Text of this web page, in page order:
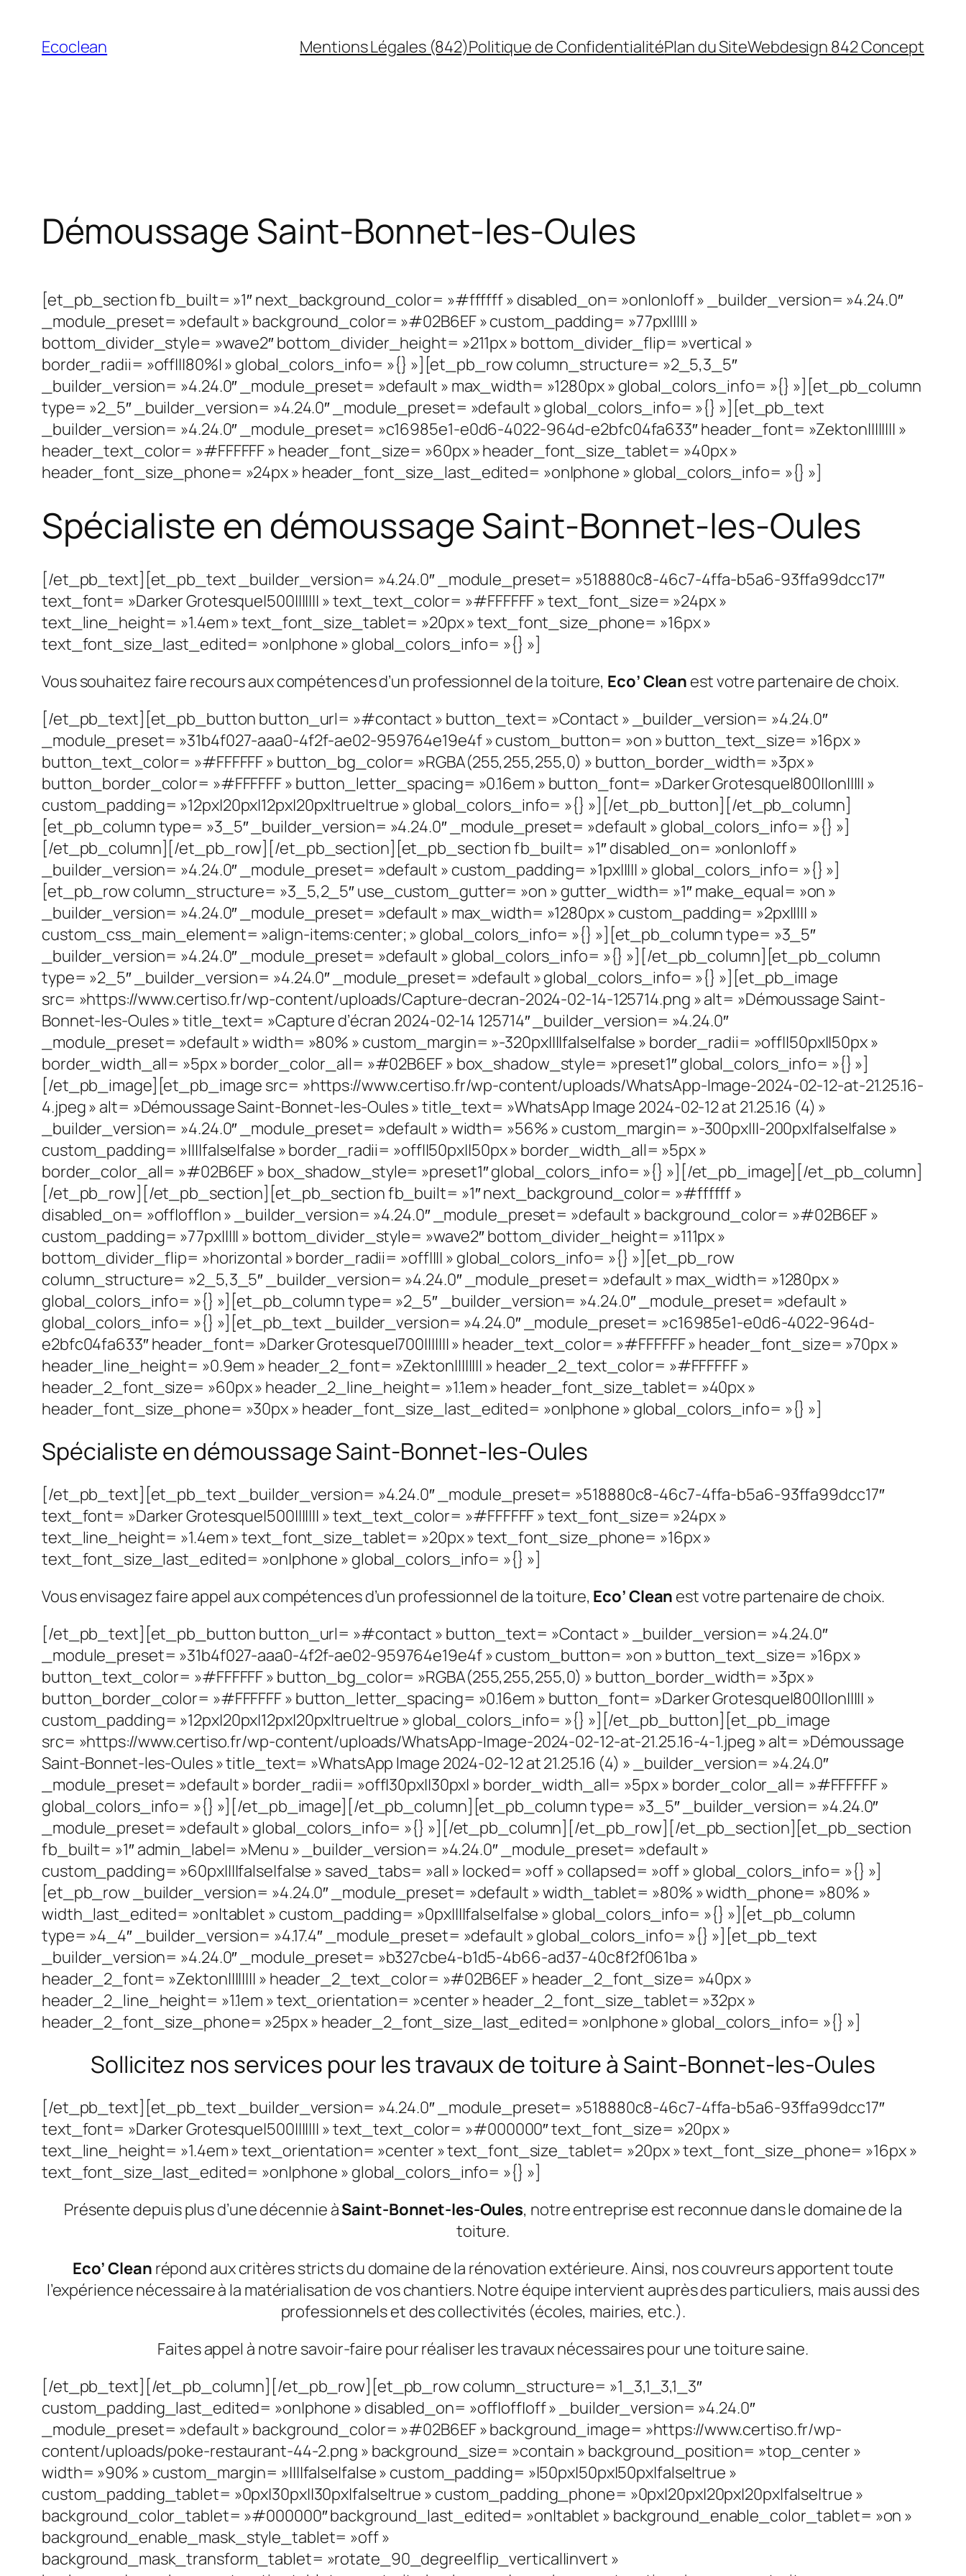
contenu
Ecoclean Mentions Légales (842)Politique de ConfidentialitéPlan du SiteWebdesign 842 Concept
Démoussage Saint-Bonnet-les-Oules
[et_pb_section fb_built= »1″ next_background_color= »#ffffff » disabled_on= »on|on|off » _builder_version= »4.24.0″
_module_preset= »default » background_color= »#02B6EF » custom_padding= »77px||||| »
bottom_divider_style= »wave2″ bottom_divider_height= »211px » bottom_divider_flip= »vertical »
border_radii= »off|||80%| » global_colors_info= »{} »][et_pb_row column_structure= »2_5,3_5″
_builder_version= »4.24.0″ _module_preset= »default » max_width= »1280px » global_colors_info= »{} »][et_pb_column
type= »2_5″ _builder_version= »4.24.0″ _module_preset= »default » global_colors_info= »{} »][et_pb_text
_builder_version= »4.24.0″ _module_preset= »c16985e1-e0d6-4022-964d-e2bfc04fa633″ header_font= »Zekton|||||||| »
header_text_color= »#FFFFFF » header_font_size= »60px » header_font_size_tablet= »40px »
header_font_size_phone= »24px » header_font_size_last_edited= »on|phone » global_colors_info= »{} »]
Spécialiste en démoussage Saint-Bonnet-les-Oules
[/et_pb_text][et_pb_text _builder_version= »4.24.0″ _module_preset= »518880c8-46c7-4ffa-b5a6-93ffa99dcc17″
text_font= »Darker Grotesque|500||||||| » text_text_color= »#FFFFFF » text_font_size= »24px »
text_line_height= »1.4em » text_font_size_tablet= »20px » text_font_size_phone= »16px »
text_font_size_last_edited= »on|phone » global_colors_info= »{} »]
Vous souhaitez faire recours aux compétences d’un professionnel de la toiture, Eco’ Clean est votre partenaire de choix.
[/et_pb_text][et_pb_button button_url= »#contact » button_text= »Contact » _builder_version= »4.24.0″
_module_preset= »31b4f027-aaa0-4f2f-ae02-959764e19e4f » custom_button= »on » button_text_size= »16px »
button_text_color= »#FFFFFF » button_bg_color= »RGBA(255,255,255,0) » button_border_width= »3px »
button_border_color= »#FFFFFF » button_letter_spacing= »0.16em » button_font= »Darker Grotesque|800||on||||| »
custom_padding= »12px|20px|12px|20px|true|true » global_colors_info= »{} »][/et_pb_button][/et_pb_column]
[et_pb_column type= »3_5″ _builder_version= »4.24.0″ _module_preset= »default » global_colors_info= »{} »]
[/et_pb_column][/et_pb_row][/et_pb_section][et_pb_section fb_built= »1″ disabled_on= »on|on|off »
_builder_version= »4.24.0″ _module_preset= »default » custom_padding= »1px||||| » global_colors_info= »{} »]
[et_pb_row column_structure= »3_5,2_5″ use_custom_gutter= »on » gutter_width= »1″ make_equal= »on »
_builder_version= »4.24.0″ _module_preset= »default » max_width= »1280px » custom_padding= »2px||||| »
custom_css_main_element= »align-items:center; » global_colors_info= »{} »][et_pb_column type= »3_5″
_builder_version= »4.24.0″ _module_preset= »default » global_colors_info= »{} »][/et_pb_column][et_pb_column
type= »2_5″ _builder_version= »4.24.0″ _module_preset= »default » global_colors_info= »{} »][et_pb_image
src= »https://www.certiso.fr/wp-content/uploads/Capture-decran-2024-02-14-125714.png » alt= »Démoussage Saint-
Bonnet-les-Oules » title_text= »Capture d’écran 2024-02-14 125714″ _builder_version= »4.24.0″
_module_preset= »default » width= »80% » custom_margin= »-320px||||false|false » border_radii= »off||50px||50px »
border_width_all= »5px » border_color_all= »#02B6EF » box_shadow_style= »preset1″ global_colors_info= »{} »]
[/et_pb_image][et_pb_image src= »https://www.certiso.fr/wp-content/uploads/WhatsApp-Image-2024-02-12-at-21.25.16-
4.jpeg » alt= »Démoussage Saint-Bonnet-les-Oules » title_text= »WhatsApp Image 2024-02-12 at 21.25.16 (4) »
_builder_version= »4.24.0″ _module_preset= »default » width= »56% » custom_margin= »-300px|||-200px|false|false »
custom_padding= »||||false|false » border_radii= »off||50px||50px » border_width_all= »5px »
border_color_all= »#02B6EF » box_shadow_style= »preset1″ global_colors_info= »{} »][/et_pb_image][/et_pb_column]
[/et_pb_row][/et_pb_section][et_pb_section fb_built= »1″ next_background_color= »#ffffff »
disabled_on= »off|off|on » _builder_version= »4.24.0″ _module_preset= »default » background_color= »#02B6EF »
custom_padding= »77px||||| » bottom_divider_style= »wave2″ bottom_divider_height= »111px »
bottom_divider_flip= »horizontal » border_radii= »off|||| » global_colors_info= »{} »][et_pb_row
column_structure= »2_5,3_5″ _builder_version= »4.24.0″ _module_preset= »default » max_width= »1280px »
global_colors_info= »{} »][et_pb_column type= »2_5″ _builder_version= »4.24.0″ _module_preset= »default »
global_colors_info= »{} »][et_pb_text _builder_version= »4.24.0″ _module_preset= »c16985e1-e0d6-4022-964d-
e2bfc04fa633″ header_font= »Darker Grotesque|700||||||| » header_text_color= »#FFFFFF » header_font_size= »70px »
header_line_height= »0.9em » header_2_font= »Zekton|||||||| » header_2_text_color= »#FFFFFF »
header_2_font_size= »60px » header_2_line_height= »1.1em » header_font_size_tablet= »40px »
header_font_size_phone= »30px » header_font_size_last_edited= »on|phone » global_colors_info= »{} »]
Spécialiste en démoussage Saint-Bonnet-les-Oules
[/et_pb_text][et_pb_text _builder_version= »4.24.0″ _module_preset= »518880c8-46c7-4ffa-b5a6-93ffa99dcc17″
text_font= »Darker Grotesque|500||||||| » text_text_color= »#FFFFFF » text_font_size= »24px »
text_line_height= »1.4em » text_font_size_tablet= »20px » text_font_size_phone= »16px »
text_font_size_last_edited= »on|phone » global_colors_info= »{} »]
Vous envisagez faire appel aux compétences d’un professionnel de la toiture, Eco’ Clean est votre partenaire de choix.
[/et_pb_text][et_pb_button button_url= »#contact » button_text= »Contact » _builder_version= »4.24.0″
_module_preset= »31b4f027-aaa0-4f2f-ae02-959764e19e4f » custom_button= »on » button_text_size= »16px »
button_text_color= »#FFFFFF » button_bg_color= »RGBA(255,255,255,0) » button_border_width= »3px »
button_border_color= »#FFFFFF » button_letter_spacing= »0.16em » button_font= »Darker Grotesque|800||on||||| »
custom_padding= »12px|20px|12px|20px|true|true » global_colors_info= »{} »][/et_pb_button][et_pb_image
src= »https://www.certiso.fr/wp-content/uploads/WhatsApp-Image-2024-02-12-at-21.25.16-4-1.jpeg » alt= »Démoussage
Saint-Bonnet-les-Oules » title_text= »WhatsApp Image 2024-02-12 at 21.25.16 (4) » _builder_version= »4.24.0″
_module_preset= »default » border_radii= »off|30px||30px| » border_width_all= »5px » border_color_all= »#FFFFFF »
global_colors_info= »{} »][/et_pb_image][/et_pb_column][et_pb_column type= »3_5″ _builder_version= »4.24.0″
_module_preset= »default » global_colors_info= »{} »][/et_pb_column][/et_pb_row][/et_pb_section][et_pb_section
fb_built= »1″ admin_label= »Menu » _builder_version= »4.24.0″ _module_preset= »default »
custom_padding= »60px||||false|false » saved_tabs= »all » locked= »off » collapsed= »off » global_colors_info= »{} »]
[et_pb_row _builder_version= »4.24.0″ _module_preset= »default » width_tablet= »80% » width_phone= »80% »
width_last_edited= »on|tablet » custom_padding= »0px||||false|false » global_colors_info= »{} »][et_pb_column
type= »4_4″ _builder_version= »4.17.4″ _module_preset= »default » global_colors_info= »{} »][et_pb_text
_builder_version= »4.24.0″ _module_preset= »b327cbe4-b1d5-4b66-ad37-40c8f2f061ba »
header_2_font= »Zekton|||||||| » header_2_text_color= »#02B6EF » header_2_font_size= »40px »
header_2_line_height= »1.1em » text_orientation= »center » header_2_font_size_tablet= »32px »
header_2_font_size_phone= »25px » header_2_font_size_last_edited= »on|phone » global_colors_info= »{} »]
Sollicitez nos services pour les travaux de toiture à Saint-Bonnet-les-Oules
[/et_pb_text][et_pb_text _builder_version= »4.24.0″ _module_preset= »518880c8-46c7-4ffa-b5a6-93ffa99dcc17″
text_font= »Darker Grotesque|500||||||| » text_text_color= »#000000″ text_font_size= »20px »
text_line_height= »1.4em » text_orientation= »center » text_font_size_tablet= »20px » text_font_size_phone= »16px »
text_font_size_last_edited= »on|phone » global_colors_info= »{} »]
Présente depuis plus d’une décennie àSaint-Bonnet-les-Oules, notre entreprise est reconnue dans le domaine de la
toiture.
Eco’ Clean répond aux critères stricts du domaine de la rénovation extérieure. Ainsi, nos couvreurs apportent toute
l’expérience nécessaire à la matérialisation de vos chantiers. Notre équipe intervient auprès des particuliers, mais aussi des
professionnels et des collectivités (écoles, mairies, etc.).
Faites appel à notre savoir-faire pour réaliser les travaux nécessaires pour une toiture saine.
[/et_pb_text][/et_pb_column][/et_pb_row][et_pb_row column_structure= »1_3,1_3,1_3″
custom_padding_last_edited= »on|phone » disabled_on= »off|off|off » _builder_version= »4.24.0″
_module_preset= »default » background_color= »#02B6EF » background_image= »https://www.certiso.fr/wp-
content/uploads/poke-restaurant-44-2.png » background_size= »contain » background_position= »top_center »
width= »90% » custom_margin= »||||false|false » custom_padding= »|50px|50px|50px|false|true »
custom_padding_tablet= »0px|30px||30px|false|true » custom_padding_phone= »0px|20px|20px|20px|false|true »
background_color_tablet= »#000000″ background_last_edited= »on|tablet » background_enable_color_tablet= »on »
background_enable_mask_style_tablet= »off »
background_mask_transform_tablet= »rotate_90_degree|flip_vertical|invert »